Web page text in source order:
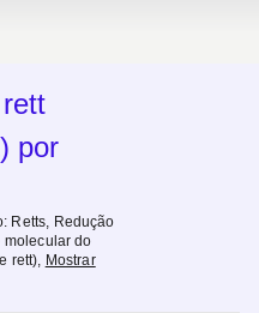
por
Retts, Redução
molecular do
rett), Mostrar